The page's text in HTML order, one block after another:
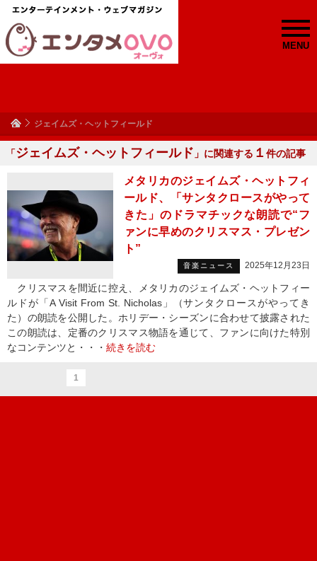
MENU
ジェイムズ・ヘットフィールド
「ジェイムズ・ヘットフィールド 」に関連する １ 件の記事
メタリカのジェイムズ・ヘットフィ
ールド、「サンタクロースがやって
きた」のドラマチックな朗読で“フ
ァンに早めのクリスマス・プレゼン
ト”
音楽ニュース 2025年12月23日
クリスマスを間近に控え、メタリカのジェイムズ・ヘットフィー
ルドが「A Visit From St. Nicholas」（サンタクロースがやってき
た）の朗読を公開した。ホリデー・シーズンに合わせて披露された
この朗読は、定番のクリスマス物語を通じて、ファンに向けた特別
なコンテンツと・・・ 続きを読む
1